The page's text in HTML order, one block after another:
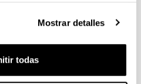
Mostrar detalles
todas
concedidas y
las modalidades.
DOCTOR EN LA